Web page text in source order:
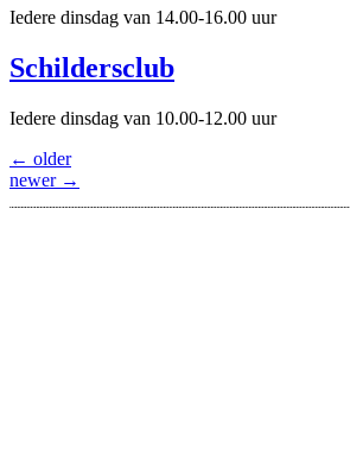
Iedere dinsdag van 14.00-16.00 uur
Schildersclub
Iedere dinsdag van 10.00-12.00 uur
← older
newer →